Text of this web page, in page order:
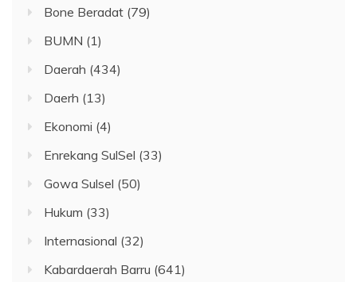
Bone Beradat (79)
BUMN (1)
Daerah (434)
Daerh (13)
Ekonomi (4)
Enrekang SulSel (33)
Gowa Sulsel (50)
Hukum (33)
Internasional (32)
Kabardaerah Barru (641)